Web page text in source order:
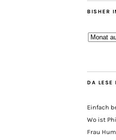
BISHER
Bisher
DA LESE
Einfach
Wo ist
Frau